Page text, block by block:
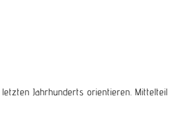
Jahrhunderts orientieren. Mittelteil